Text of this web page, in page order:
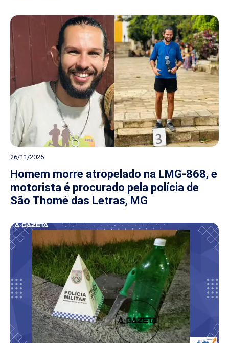
26/11/2025
Homem morre atropelado na LMG-868, e
motorista é procurado pela polícia de
São Thomé das Letras, MG